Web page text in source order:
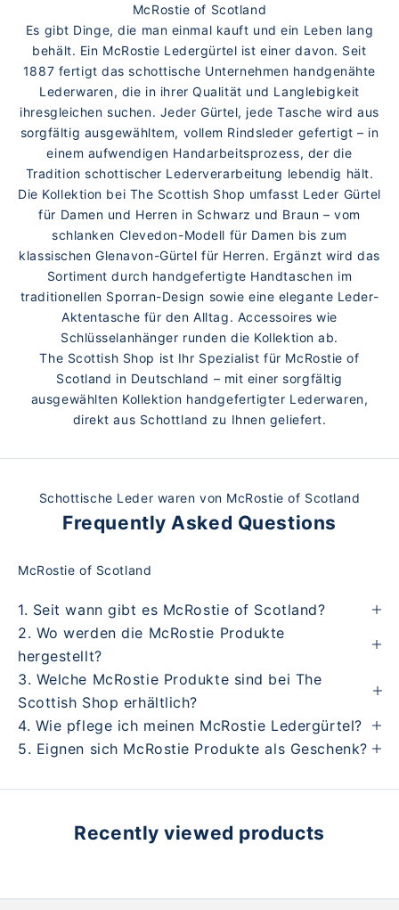
McRostie of Scotland
Es gibt Dinge, die man einmal kauft und ein Leben lang
behält. Ein McRostie Ledergürtel ist einer davon. Seit
1887 fertigt das schottische Unternehmen handgenähte
Lederwaren, die in ihrer Qualität und Langlebigkeit
ihresgleichen suchen. Jeder Gürtel, jede Tasche wird aus
sorgfältig ausgewähltem, vollem Rindsleder gefertigt – in
einem aufwendigen Handarbeitsprozess, der die
Tradition schottischer Lederverarbeitung lebendig hält.
Die Kollektion bei The Scottish Shop umfasst Leder Gürtel
für Damen und Herren in Schwarz und Braun – vom
schlanken Clevedon-Modell für Damen bis zum
klassischen Glenavon-Gürtel für Herren. Ergänzt wird das
Sortiment durch handgefertigte Handtaschen im
traditionellen Sporran-Design sowie eine elegante Leder-
Aktentasche für den Alltag. Accessoires wie
Schlüsselanhänger runden die Kollektion ab.
The Scottish Shop ist Ihr Spezialist für McRostie of
Scotland in Deutschland – mit einer sorgfältig
ausgewählten Kollektion handgefertigter Lederwaren,
direkt aus Schottland zu Ihnen geliefert.
Schottische Leder waren von McRostie of Scotland
Frequently Asked Questions
McRostie of Scotland
1. Seit wann gibt es McRostie of Scotland?
2. Wo werden die McRostie Produkte
hergestellt?
3. Welche McRostie Produkte sind bei The
Scottish Shop erhältlich?
4. Wie pflege ich meinen McRostie Ledergürtel?
5. Eignen sich McRostie Produkte als Geschenk?
Recently viewed products